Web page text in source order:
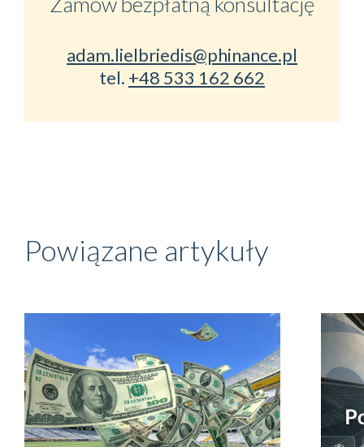
adam.lielbriedis@phinance.pl
tel. +48 533 162 662
Powiązane artykuły